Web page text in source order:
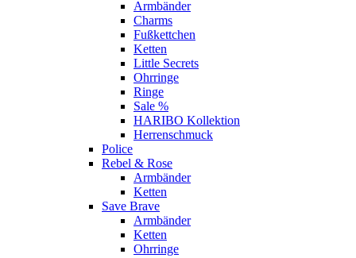
Armbänder
Charms
Fußkettchen
Ketten
Little Secrets
Ohrringe
Ringe
Sale %
HARIBO Kollektion
Herrenschmuck
Police
Rebel & Rose
Armbänder
Ketten
Save Brave
Armbänder
Ketten
Ohrringe